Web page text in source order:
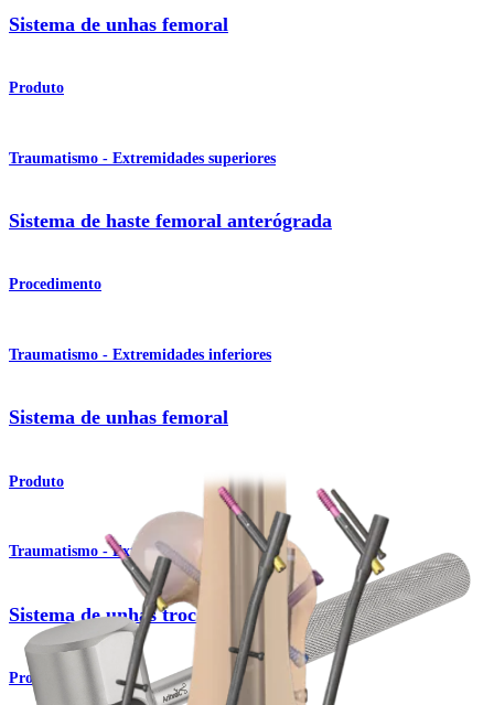
Sistema de unhas femoral
Produto
Traumatismo - Extremidades superiores
Sistema de haste femoral anterógrada
Procedimento
Traumatismo - Extremidades inferiores
Sistema de unhas femoral
Produto
Traumatismo - Extremidades inferiores
Sistema de unhas trocantéricas
Produto